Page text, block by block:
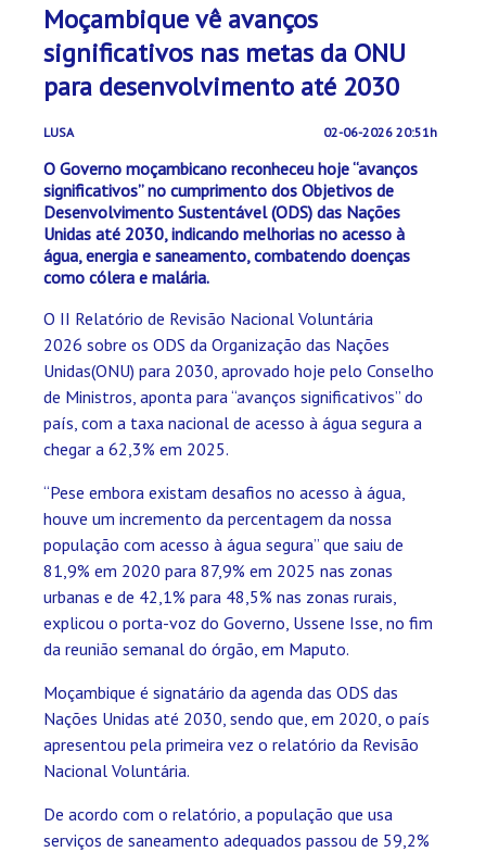
Moçambique vê avanços
significativos nas metas da ONU
para desenvolvimento até 2030
LUSA 02-06-2026 20:51h
O Governo moçambicano reconheceu hoje “avanços
significativos” no cumprimento dos Objetivos de
Desenvolvimento Sustentável (ODS) das Nações
Unidas até 2030, indicando melhorias no acesso à
água, energia e saneamento, combatendo doenças
como cólera e malária.
O II Relatório de Revisão Nacional Voluntária
2026 sobre os ODS da Organização das Nações
Unidas(ONU) para 2030, aprovado hoje pelo Conselho
de Ministros, aponta para “avanços significativos” do
país, com a taxa nacional de acesso à água segura a
chegar a 62,3% em 2025.
“Pese embora existam desafios no acesso à água,
houve um incremento da percentagem da nossa
população com acesso à água segura” que saiu de
81,9% em 2020 para 87,9% em 2025 nas zonas
urbanas e de 42,1% para 48,5% nas zonas rurais,
explicou o porta-voz do Governo, Ussene Isse, no fim
da reunião semanal do órgão, em Maputo.
Moçambique é signatário da agenda das ODS das
Nações Unidas até 2030, sendo que, em 2020, o país
apresentou pela primeira vez o relatório da Revisão
Nacional Voluntária.
De acordo com o relatório, a população que usa
serviços de saneamento adequados passou de 59,2%